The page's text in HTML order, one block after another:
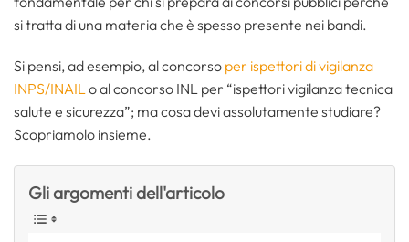
si tratta di una materia che è spesso presente nei bandi.
Si pensi, ad esempio, al concorso per ispettori di vigilanza
INPS/INAILo al concorso INL per “ispettori vigilanza tecnica
salute e sicurezza”; ma cosa devi assolutamente studiare?
Scopriamolo insieme.
Gli argomenti dell'articolo